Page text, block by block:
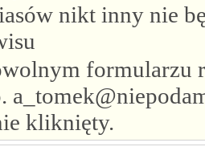
nikt inny nie
formularzu
kliknięty.